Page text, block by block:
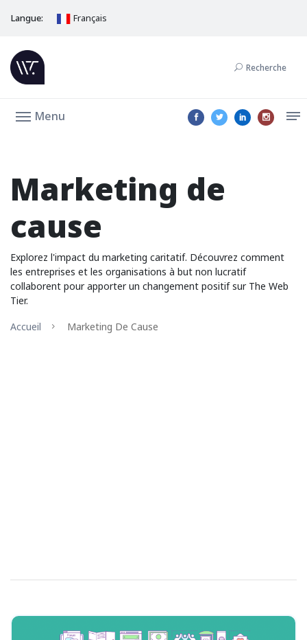
Langue: Français
Recherche
Menu
Marketing de
cause
Explorez l'impact du marketing caritatif. Découvrez comment
les entreprises et les organisations à but non lucratif
collaborent pour apporter un changement positif sur The Web
Tier.
Accueil
Marketing De Cause